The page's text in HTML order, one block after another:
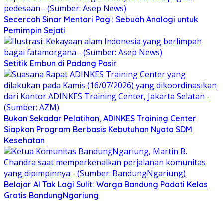
Secercah Sinar Mentari Pagi: Sebuah Analogi untuk
Pemimpin Sejati
Setitik Embun di Padang Pasir
Bukan Sekadar Pelatihan, ADINKES Training Center
Siapkan Program Berbasis Kebutuhan Nyata SDM
Kesehatan
Belajar AI Tak Lagi Sulit: Warga Bandung Padati Kelas
Gratis BandungNgariung